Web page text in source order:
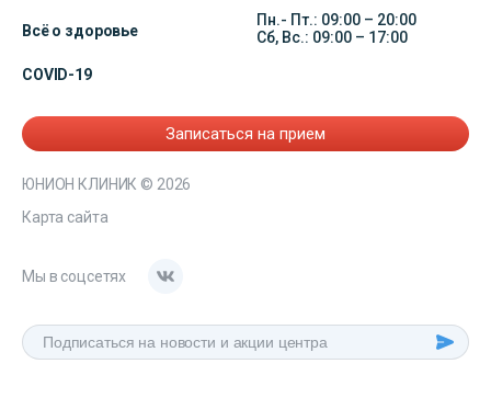
Всё о здоровье
COVID-19
Пн.- Пт.: 09:00 – 20:00
Сб, Вс.: 09:00 – 17:00
Записаться на прием
ЮНИОН КЛИНИК © 2026
Карта сайта
Мы в соцсетях